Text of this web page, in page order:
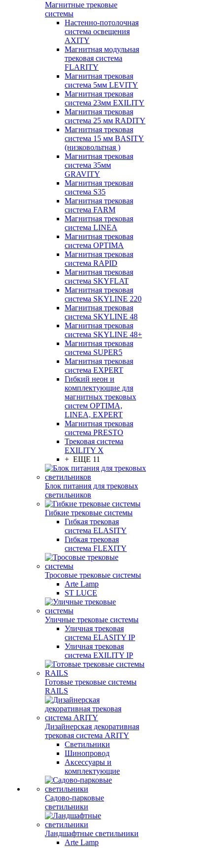
Магнитные трековые
системы
Настенно-потолочная
система освещения
AXITY
Магнитная модульная
трековая система
FLARITY
Магнитная трековая
система 5мм LEVITY
Магнитная трековая
система 23мм EXILITY
Магнитная трековая
система 25 мм RADITY
Магнитная трековая
система 15 мм BASITY
(низковольтная )
Магнитная трековая
система 35мм
GRAVITY
Магнитная трековая
система S35
Магнитная трековая
система FARM
Магнитная трековая
система LINEA
Магнитная трековая
система OPTIMA
Магнитная трековая
система RAPID
Магнитная трековая
система SKYFLAT
Магнитная трековая
система SKYLINE 220
Магнитная трековая
система SKYLINE 48
Магнитная трековая
система SKYLINE 48+
Магнитная трековая
система SUPER5
Магнитная трековая
система EXPERT
Гибкий неон и
комплектующие для
магнитных трековых
систем OPTIMA,
LINEA, EXPERT
Магнитная трековая
система PRESTO
Трековая система
EXILITY X
+ ЕЩЕ 11
Блок питания для трековых
светильников
Гибкие трековые системы
Гибкая трековая
система ELASITY
Гибкая трековая
система FLEXITY
Тросовые трековые системы
Arte Lamp
ST LUCE
Уличные трековые системы
Уличная трековая
система ELASITY IP
Уличная трековая
система EXILITY IP
Готовые трековые системы
RAILS
Дизайнерская декоративная
трековая система ARITY
Светильники
Шинопровод
Аксессуары и
комплектующие
Садово-парковые
светильники
Ландшафтные светильники
Arte Lamp